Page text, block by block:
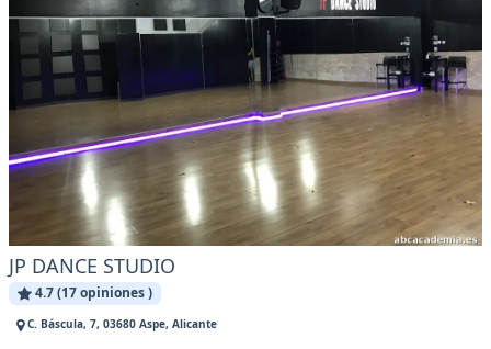
JP DANCE STUDIO
4.7 (17 opiniones )
C. Báscula, 7, 03680 Aspe, Alicante